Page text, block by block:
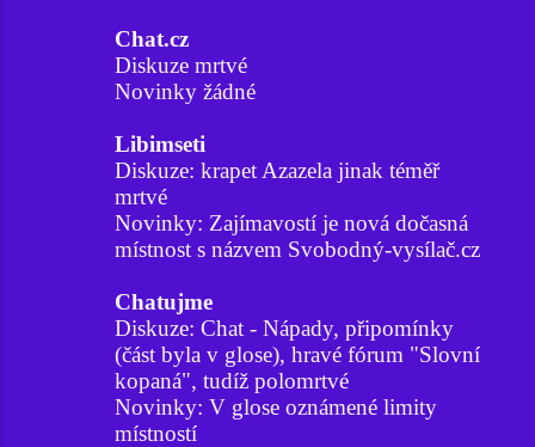
Chat.cz
Diskuze mrtvé
Novinky žádné
Libimseti
Diskuze: krapet Azazela jinak téměř
mrtvé
Novinky: Zajímavostí je nová dočasná
místnost s názvem Svobodný-vysílač.cz
Chatujme
Diskuze: Chat - Nápady, připomínky
(část byla v glose), hravé fórum "Slovní
kopaná", tudíž polomrtvé
Novinky: V glose oznámené limity
místností